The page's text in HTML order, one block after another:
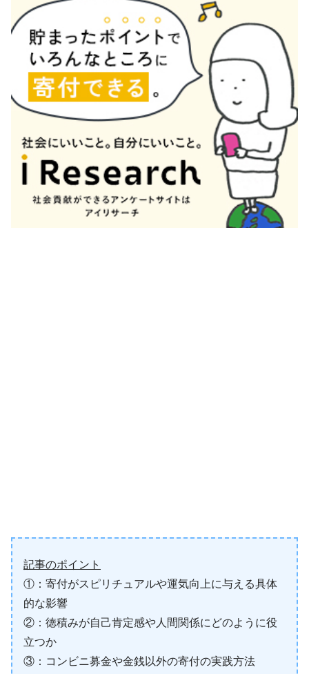
記事のポイント
①：寄付がスピリチュアルや運気向上に与える具体
的な影響
②：徳積みが自己肯定感や人間関係にどのように役
立つか
③：コンビニ募金や金銭以外の寄付の実践方法